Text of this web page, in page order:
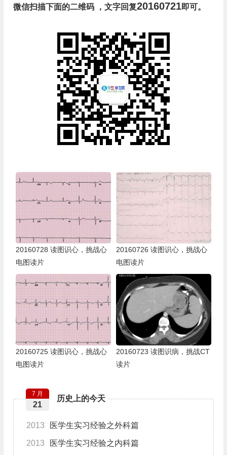
微信扫描下面的二维码 ，文字回复20160721即可。
20160728 读图识心，挑战心
电图读片
20160726 读图识心，挑战心
电图读片
20160725 读图识心，挑战心
电图读片
20160723 读图识病，挑战CT
读片
历史上的今天
7 月
21
2013 医学生实习经验之外科篇
2013 医学生实习经验之内科篇